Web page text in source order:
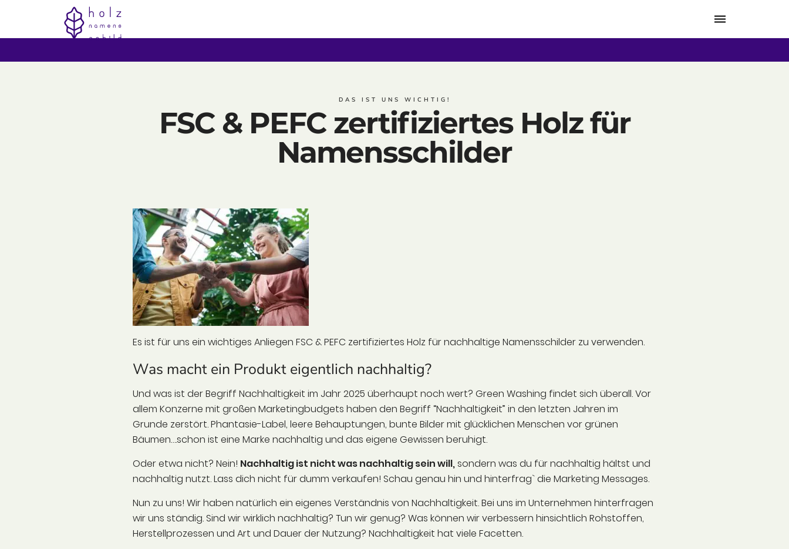
Toggle
DAS IST UNS WICHTIG!
FSC & PEFC zertifiziertes Holz für
Namensschilder
Es ist für uns ein wichtiges Anliegen FSC & PEFC zertifiziertes Holz für nachhaltige Namensschilder zu verwenden.
Was macht ein Produkt eigentlich nachhaltig?
Und was ist der Begriff Nachhaltigkeit im Jahr 2025 überhaupt noch wert? Green Washing findet sich überall. Vor
allem Konzerne mit großen Marketingbudgets haben den Begriff “Nachhaltigkeit” in den letzten Jahren im
Grunde zerstört. Phantasie-Label, leere Behauptungen, bunte Bilder mit glücklichen Menschen vor grünen
Bäumen….schon ist eine Marke nachhaltig und das eigene Gewissen beruhigt.
Oder etwa nicht? Nein! Nachhaltig ist nicht was nachhaltig sein will,sondern was du für nachhaltig hältst und
nachhaltig nutzt. Lass dich nicht für dumm verkaufen! Schau genau hin und hinterfrag` die Marketing Messages.
Nun zu uns! Wir haben natürlich ein eigenes Verständnis von Nachhaltigkeit. Bei uns im Unternehmen hinterfragen
wir uns ständig. Sind wir wirklich nachhaltig? Tun wir genug? Was können wir verbessern hinsichtlich Rohstoffen,
Herstellprozessen und Art und Dauer der Nutzung? Nachhaltigkeit hat viele Facetten.